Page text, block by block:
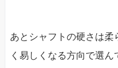
あとシャフトの硬さは
く易しくなる方向で選ん